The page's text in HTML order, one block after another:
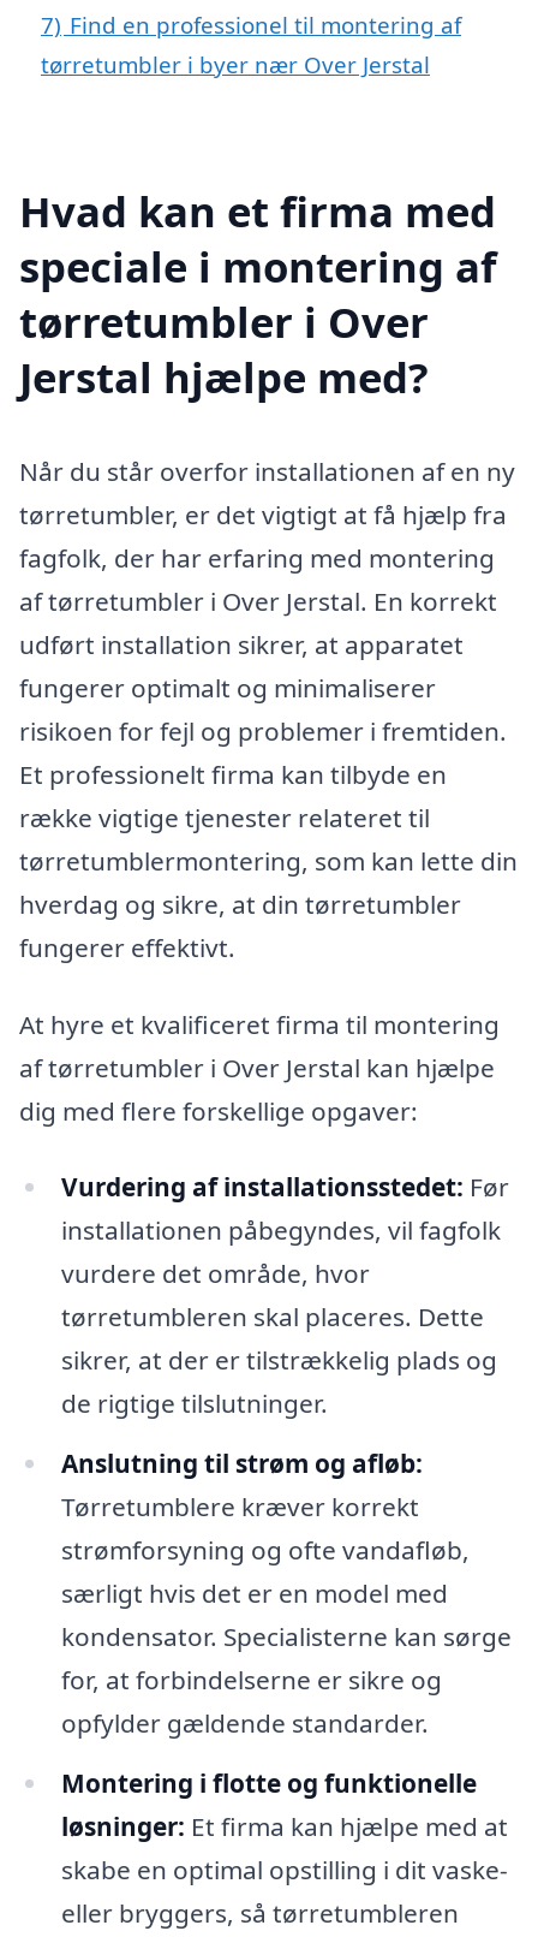
7) Find en professionel til montering af
tørretumbler i byer nær Over Jerstal
Hvad kan et firma med
speciale i montering af
tørretumbler i Over
Jerstal hjælpe med?
Når du står overfor installationen af en ny
tørretumbler, er det vigtigt at få hjælp fra
fagfolk, der har erfaring med montering
af tørretumbler i Over Jerstal. En korrekt
udført installation sikrer, at apparatet
fungerer optimalt og minimaliserer
risikoen for fejl og problemer i fremtiden.
Et professionelt firma kan tilbyde en
række vigtige tjenester relateret til
tørretumblermontering, som kan lette din
hverdag og sikre, at din tørretumbler
fungerer effektivt.
At hyre et kvalificeret firma til montering
af tørretumbler i Over Jerstal kan hjælpe
dig med flere forskellige opgaver:
Vurdering af installationsstedet: Før
installationen påbegyndes, vil fagfolk
vurdere det område, hvor
tørretumbleren skal placeres. Dette
sikrer, at der er tilstrækkelig plads og
de rigtige tilslutninger.
Anslutning til strøm og afløb:
Tørretumblere kræver korrekt
strømforsyning og ofte vandafløb,
særligt hvis det er en model med
kondensator. Specialisterne kan sørge
for, at forbindelserne er sikre og
opfylder gældende standarder.
Montering i flotte og funktionelle
løsninger: Et firma kan hjælpe med at
skabe en optimal opstilling i dit vaske-
eller bryggers, så tørretumbleren